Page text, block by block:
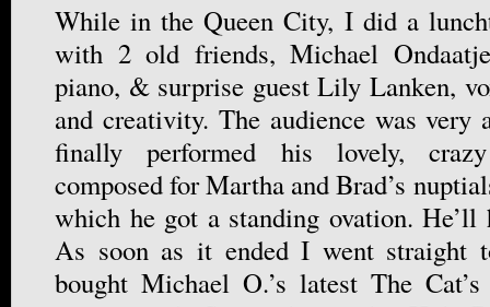
While in the Queen City, I did a
with 2 old friends, Michael
piano, & surprise guest Lily Lanken,
and creativity. The audience was very
finally performed his lovely,
composed for Martha and Brad’s
which he got a standing ovation. He’ll
As soon as it ended I went straight
bought Michael O.’s latest The